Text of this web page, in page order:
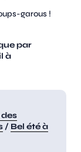
garous !
par
à
/ Bel été à